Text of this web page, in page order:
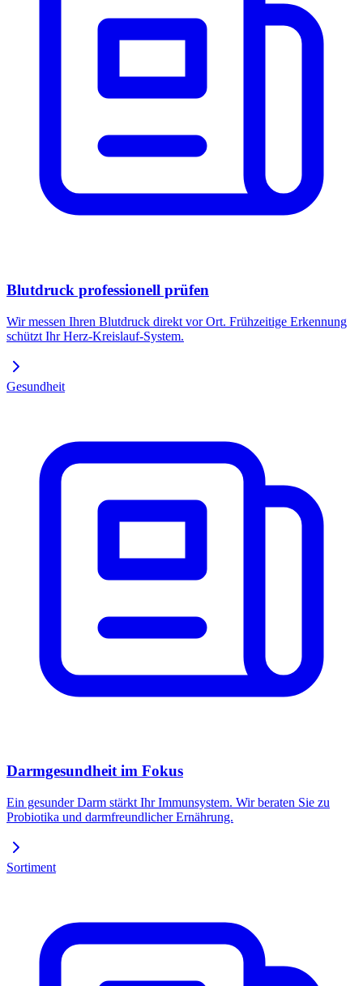
Blutdruck professionell prüfen
Wir messen Ihren Blutdruck direkt vor Ort. Frühzeitige Erkennung
schützt Ihr Herz-Kreislauf-System.
Gesundheit
Darmgesundheit im Fokus
Ein gesunder Darm stärkt Ihr Immunsystem. Wir beraten Sie zu
Probiotika und darmfreundlicher Ernährung.
Sortiment